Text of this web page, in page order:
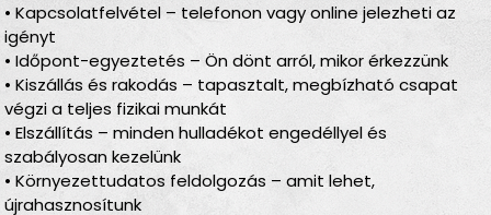
• Kapcsolatfelvétel – telefonon vagy online jelezheti az
igényt
• Időpont-egyeztetés – Ön dönt arról, mikor érkezzünk
• Kiszállás és rakodás – tapasztalt, megbízható csapat
végzi a teljes fizikai munkát
• Elszállítás – minden hulladékot engedéllyel és
szabályosan kezelünk
• Környezettudatos feldolgozás – amit lehet,
újrahasznosítunk